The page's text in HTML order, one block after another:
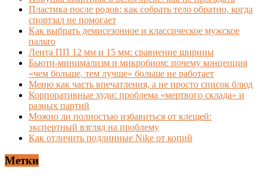
Пластика после родов: как собрать тело обратно, когда
спортзал не помогает
Как выбрать демисезонное и классическое мужское
пальто
Лента ПП 12 мм и 15 мм: сравнение ширины
Бьюти-минимализм и микробиом: почему концепция
«чем больше, тем лучше» больше не работает
Меню как часть впечатления, а не просто список блюд
Корпоративные худи: проблема «мертвого склада» и
разных партий
Можно ли полностью избавиться от клещей:
экспертный взгляд на проблему
Как отличить подлинные Nike от копий
Метки